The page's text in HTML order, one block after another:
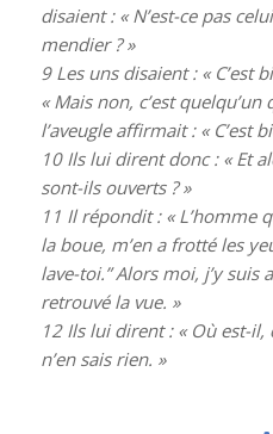
disaient : « N’est-ce pas
mendier ? »
9Les uns disaient : « C’est
« Mais non, c’est
l’aveugle affirmait : « C’est
10Ils lui dirent donc : « Et
sont-ils ouverts ? »
11 Il répondit : « L’homme
la boue, m’en a frotté les
lave-toi.” Alors moi, j’y suis
retrouvé la vue. »
12Ils lui dirent : « Où est-il,
n’en sais rien. »